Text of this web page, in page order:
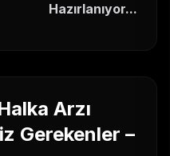
Hazırlanıyor...
Arzı
Gerekenler –